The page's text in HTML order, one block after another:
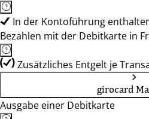
In der Kontoführung
Bezahlen mit der Debitkarte in
Zusätzliches Entgelt je
girocard
Ausgabe einer Debitkarte